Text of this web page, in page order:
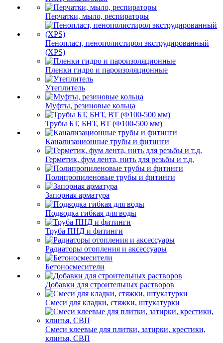
Перчатки, мыло, респираторы
Пенопласт, пенополистирол экструдированный
(XPS)
Пленки гидро и пароизоляционные
Утеплитель
Муфты, резиновые кольца
Трубы БТ, БНТ, ВТ (Ф100-500 мм)
Канализационные трубы и фитинги
Герметик, фум лента, нить для резьбы и т.д.
Полипропиленовые трубы и фитинги
Запорная арматура
Подводка гибкая для воды
Труба ПНД и фитинги
Радиаторы отопления и аксессуары
Бетоносмесители
Добавки для строительных растворов
Смеси для кладки, стяжки, штукатурки
Смеси клеевые для плитки, затирки, крестики,
клинья, СВП